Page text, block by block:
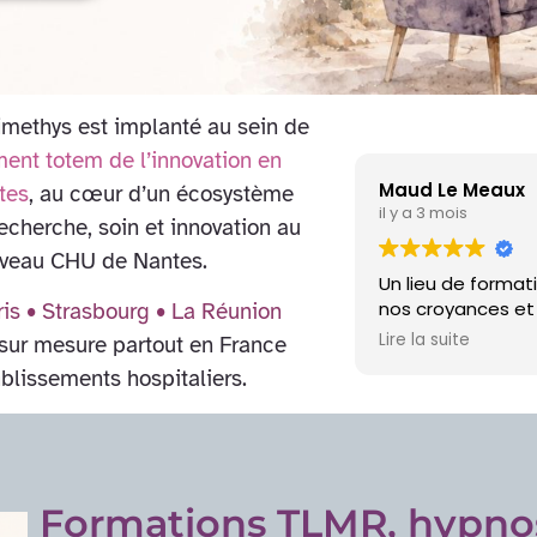
est implanté au sein de
totem de l’innovation en
, au cœur d’un écosystème
soin et innovation au
CHU de Nantes.
• Strasbourg • La Réunion
mesure partout en France
hospitaliers.
qui nous emmène au-delà de
une technique très innovante
liens pour accompagner les
vivantes.Merci Christian Bardot et
Prisca
il y a 6 mois
L'institut
l'accueil
Chaque
Lire la suite
Formations TLMR,